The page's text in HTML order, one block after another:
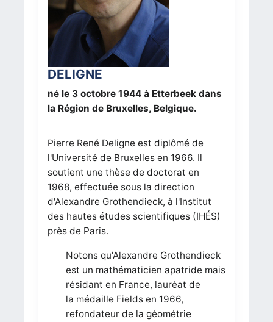
DELIGNE
né le 3 octobre 1944 à Etterbeek dans
la Région de Bruxelles, Belgique.
Pierre René Deligne est diplômé de
l'Université de Bruxelles en 1966. Il
soutient une thèse de doctorat en
1968, effectuée sous la direction
d'Alexandre Grothendieck, à l'Institut
des hautes études scientifiques (IHÉS)
près de Paris.
Notons qu'Alexandre Grothendieck
est un mathématicien apatride mais
résidant en France, lauréat de
la médaille Fields en 1966,
refondateur de la géométrie